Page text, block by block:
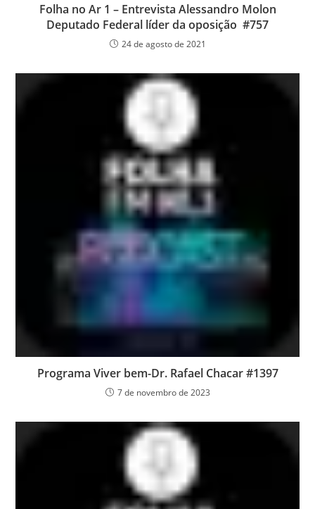
Folha no Ar 1 – Entrevista Alessandro Molon
Deputado Federal líder da oposição #757
24 de agosto de 2021
Programa Viver bem-Dr. Rafael Chacar #1397
7 de novembro de 2023